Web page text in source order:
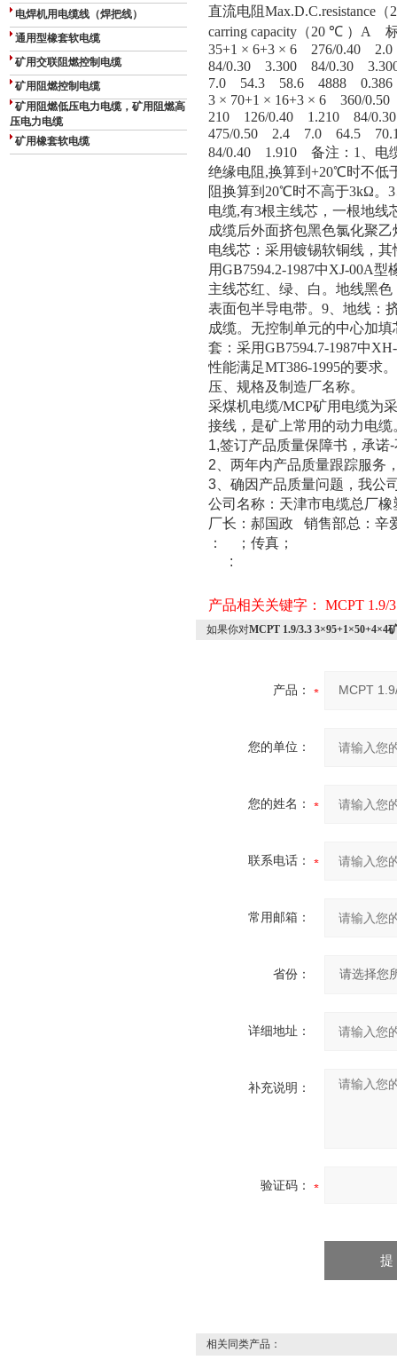
电焊机用电缆线（焊把线）
通用型橡套软电缆
矿用交联阻燃控制电缆
矿用阻燃控制电缆
矿用阻燃低压电力电缆，矿用阻燃高
压电力电缆
矿用橡套软电缆
直流电阻Max.D.C.resistance（
carring capacity（20 ℃ ） A标
35+1 × 6+3 × 6 276/0.40
2.0
84/0.30
3.300 84/0.30
7.0
54.3 58.6 4888
0.386
3 × 70+1 × 16+3 × 6
360/0.50
210
126/0.40 1.210
84/0.30
475/0.50
2.4 7.0 64.5
84/0.40
1.910备注： 1、电
绝缘电阻 ,换算到 +20℃时不低
阻换算到 20℃时不高于3kΩ。 3
电缆,有3根主线芯，一根地线
成缆后外面挤包黑色氯化聚
电线芯：采用镀锡软铜线，其
用GB7594.2-1987中XJ-00A型
主线芯红、绿、白。地线黑
表面包半导电带。 9、地线：
成缆。无控制单元的中心加
套：采用GB7594.7-1987中
性能满足MT386-1995的要求。
压、规格及制造厂名称。
采煤机电缆/MCP矿用电缆为
接线，是矿上常用的动力电缆
1,签订产品质量保障书，承诺-
2、两年内产品质量跟踪服务
3、确因产品质量问题，我公
公司名称：天津市电缆总厂
厂长：郝国政
销售部总：辛
：
；传真；
:
产品相关关键字： MCPT 1.9/
如果你对MCPT 1.9/3.3 3×95+1×50+4×4
产品：
您的单位：
您的姓名：
联系电话：
常用邮箱：
省份：
详细地址：
补充说明：
验证码：
相关同类产品：